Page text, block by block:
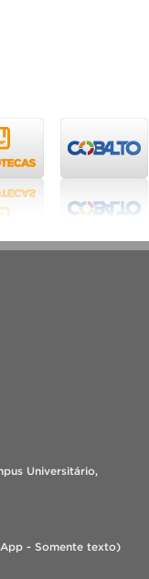
Universitário,
- Somente texto)